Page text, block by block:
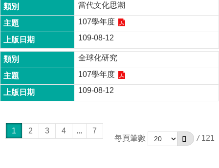
當代文化思潮
107學年度
109-08-12
全球化研究
107學年度
109-08-12
1 2 3 4 ...
7
每頁筆數
/ 121